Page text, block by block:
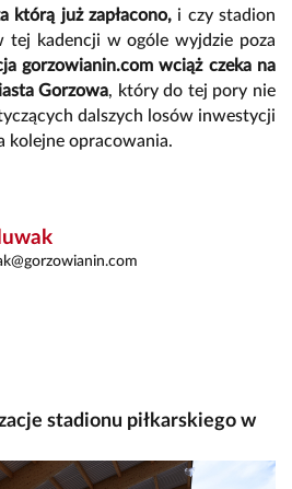
którą już zapłacono, i czy stadion
tej kadencji w ogóle wyjdzie poza
gorzowianin.com wciąż czeka na
Gorzowa, który do tej pory nie
dalszych losów inwestycji
kolejne opracowania.
stadionu piłkarskiego w